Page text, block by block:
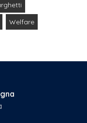
Welfare